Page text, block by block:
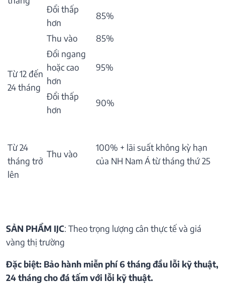
Đổi thấp
hơn
85%
Từ 12 đến
24 tháng
Thu vào
85%
Đổi ngang
hoặc cao
hơn
95%
Đổi thấp
hơn
90%
Từ 24
tháng trở
lên
Thu vào
100% + lãi suất không kỳ hạn
của NH Nam Á từ tháng thứ 25
SẢN PHẨM IJC: Theo trọng lượng cân thực tế và giá
vàng thị trường
Đặc biệt: Bảo hành miễn phí 6 tháng đầu lỗi kỹ thuật,
24 tháng cho đá tấm với lỗi kỹ thuật.